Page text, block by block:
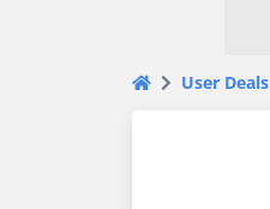
User Deals